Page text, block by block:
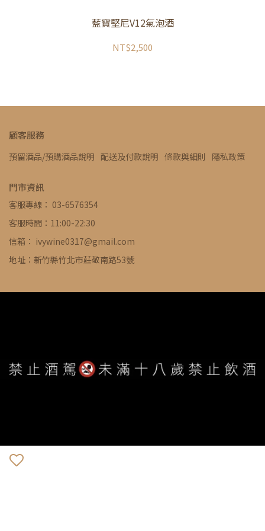
藍寶堅尼V12氣泡酒
NT$2,500
顧客服務
預留酒品/預購酒品說明 配送及付款說明 條款與細則 隱私政策
門市資訊
客服專線： 03-6576354
客服時間：11:00-22:30
信箱： ivywine0317@gmail.com
地址：新竹縣竹北市莊敬南路53號
WE ARE ALWAYS AVAILABLE TO SERVE YOU ©